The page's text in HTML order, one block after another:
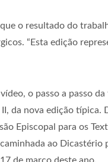
o resultado do
“Esta edição
o passo a passo
da nova edição
Episcopal para os
ao